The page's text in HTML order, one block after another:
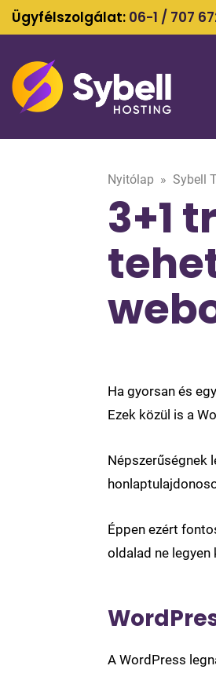
Ügyfélszolgálat: 06-1 / 707
Nyitólap » Sybell
3+1
Ha gyorsan és
Ezek közül is a
Népszerűségnek
Éppen ezért
oldalad ne
A WordPress